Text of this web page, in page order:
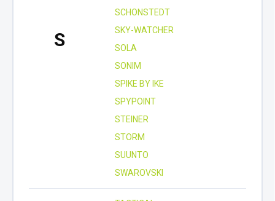
S
SCHONSTEDT
SKY-WATCHER
SOLA
SONIM
SPIKE BY IKE
SPYPOINT
STEINER
STORM
SUUNTO
SWAROVSKI